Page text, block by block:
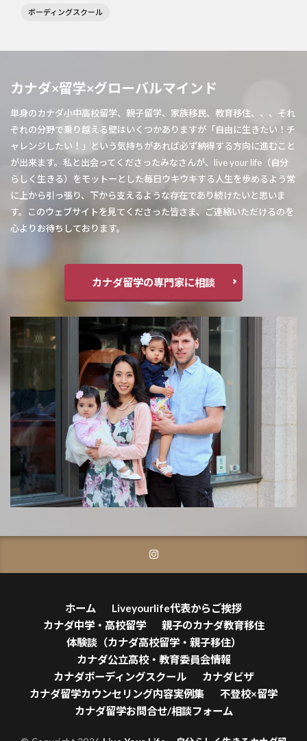
ボーディングスクール
カナダ×留学×グローバルマインド
単身のカナダ小中高校留学、親子留学、家族移民、教育移住、、、それ
ぞれの分野で乗り越える壁はいくつかありますが「自由に生きたい！チ
ャレンジしたい！」という気持ちがあれば必ず納得する方向に進むこと
が出来ます。私と出会ってくださったみなさんが、live your life（自分
らしく生きる）をモットーとした毎日ウキウキする人生を歩めるよう常
に上から引っ張り、下から支えるような存在であり続けたいと思いま
す。このウェブサイトを見てくださった皆さま、ご連絡いただけるのを
心よりお待ちしております。
カナダ留学の専門家に相談
ホーム
Liveyourlife代表からご挨拶
カナダ中学・高校留学
親子のカナダ教育移住
体験談（カナダ高校留学・親子移住）
カナダ公立高校・教育委員会情報
カナダボーディングスクール
カナダビザ
カナダ留学カウンセリング内容実例集
不登校×留学
カナダ留学お問合せ/相談フォーム